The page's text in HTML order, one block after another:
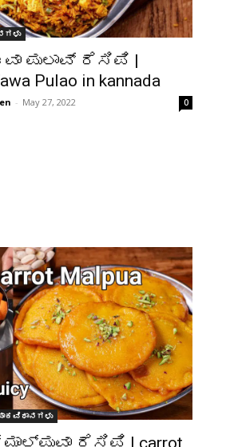
ಪುಲಾವ್ ರೆಸಿಪಿ |
Pulao in kannada
- May 27, 2022 0
ರೆಸಿಪಿ | carrot